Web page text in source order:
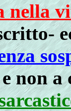
non a